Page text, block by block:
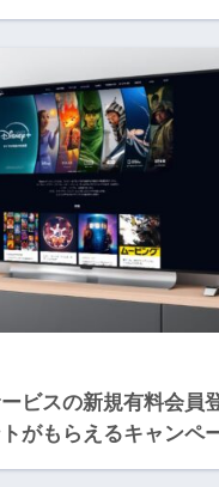
ビスの新規有料会員
がもらえるキャンペ